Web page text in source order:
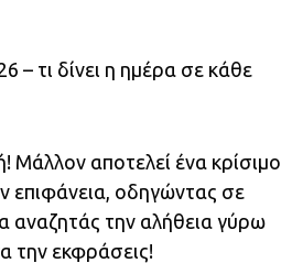
– τι δίνει η ημέρα σε κάθε
Μάλλον αποτελεί ένα κρίσιμο
επιφάνεια, οδηγώντας σε
αναζητάς την αλήθεια γύρω
την εκφράσεις!